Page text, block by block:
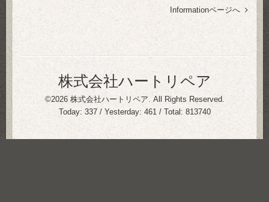
Informationページへ
株式会社ハートリペア
©2026 株式会社ハートリペア. All Rights Reserved.
Today: 337/ Yesterday: 461/ Total: 813740